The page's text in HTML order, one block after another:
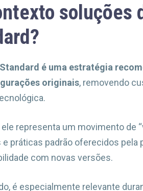
soluções
é uma estratégia
originais, removendo
ele representa um movimento de
práticas padrão oferecidos pela
com novas versões.
é especialmente relevante